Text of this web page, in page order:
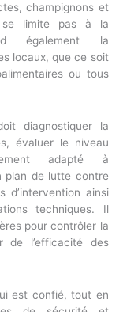
champignons et
se limite pas à la
également la
locaux, que ce soit
ou tous
diagnostiquer la
évaluer le niveau
adapté à
plan de lutte contre
d’intervention ainsi
techniques. Il
pour contrôler la
de l’efficacité des
est confié, tout en